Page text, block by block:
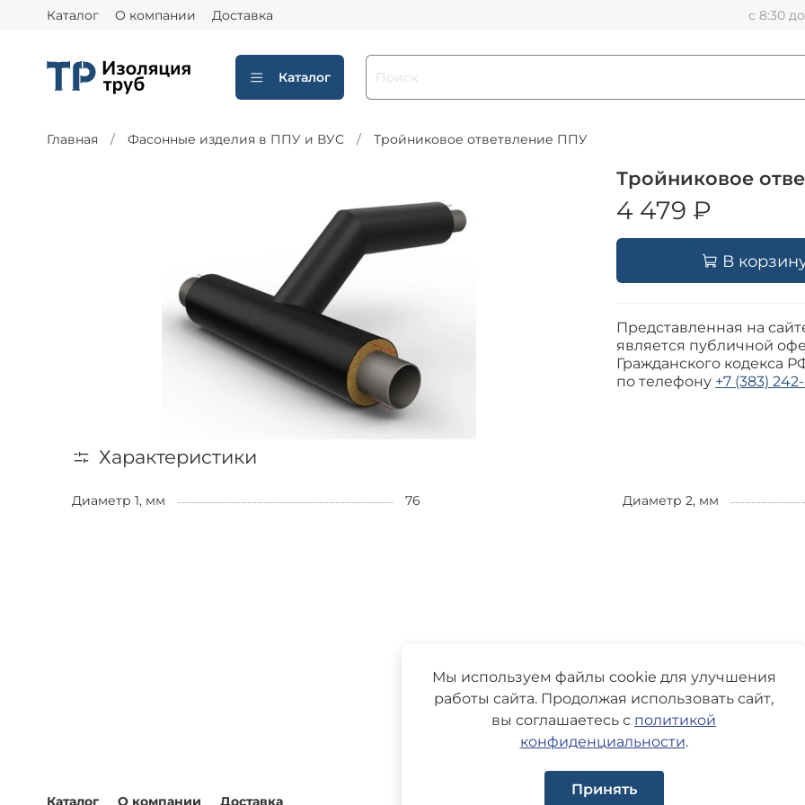
Каталог О компании Доставка с 8:30
Каталог
Главная Фасонные изделия в ППУ и ВУС Тройниковое ответвление ППУ
Тройниковое
4 479 ₽
В
Представленная на
является публичной
Гражданского кодекса
по телефону +7 (383)
Характеристики
Диаметр 1, мм 76 Диаметр 2, мм
Каталог О компании Доставка
Мы используем файлы cookie для улучшения
работы сайта. Продолжая использовать сайт,
вы соглашаетесь с политикой
конфиденциальности.
Принять